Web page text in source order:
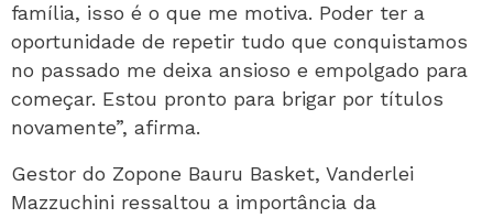
família, isso é o que me motiva. Poder ter a
oportunidade de repetir tudo que conquistamos
no passado me deixa ansioso e empolgado para
começar. Estou pronto para brigar por títulos
novamente”, afirma.
Gestor do Zopone Bauru Basket, Vanderlei
Mazzuchini ressaltou a importância da